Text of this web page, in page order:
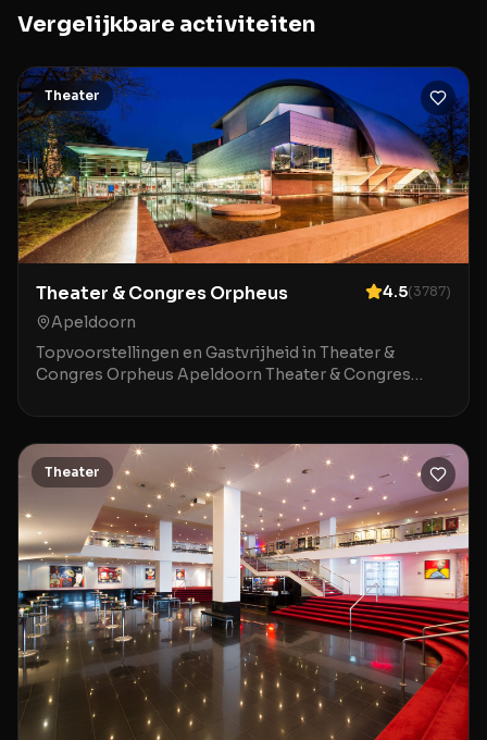
Vergelijkbare activiteiten
Theater
Theater & Congres Orpheus 4.5(3787)
Apeldoorn
Topvoorstellingen en Gastvrijheid in Theater &
Congres Orpheus Apeldoorn Theater & Congres
waar mod
Theater